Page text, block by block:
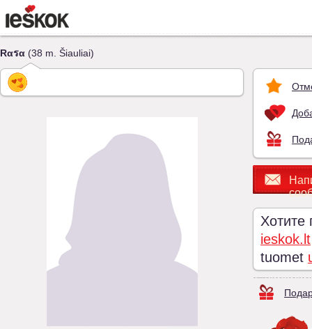
Rαรα (38 m. Šiauliai)
Хотите
ieskok.lt
tuomet